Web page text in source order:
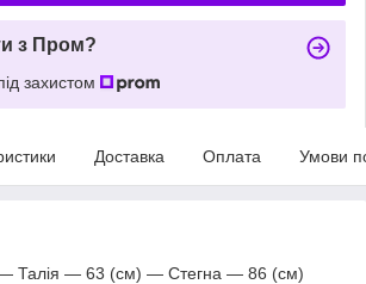
з Пром?
захистом
Доставка Оплата Умови
Талія — 63 (см) — Стегна — 86 (см)